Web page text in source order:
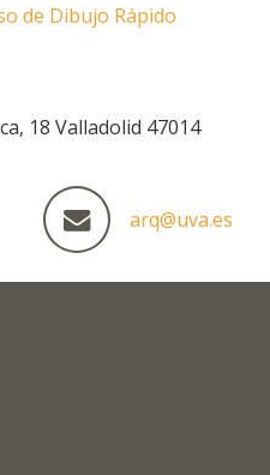
de Dibujo Rápido
18 Valladolid 47014
arq@uva.es